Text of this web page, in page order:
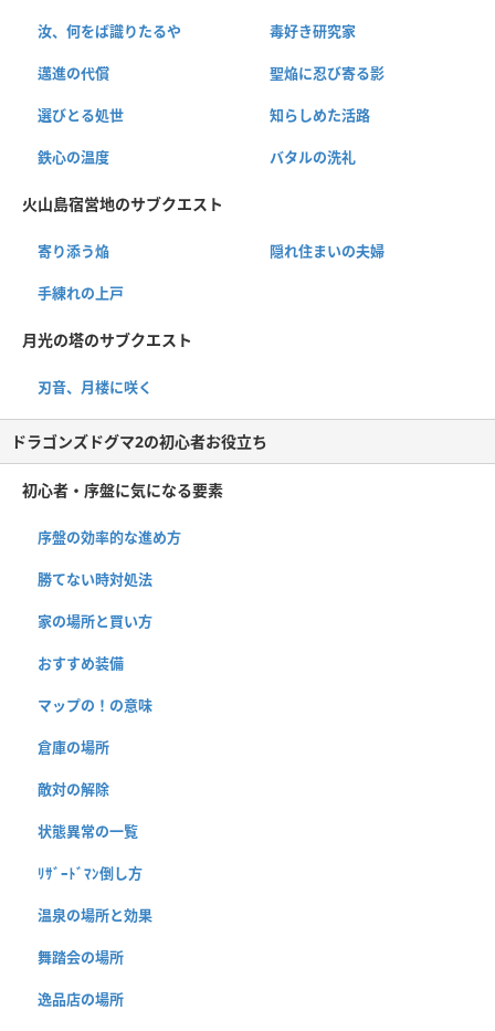
汝、何をば識りたるや 毒好き研究家
邁進の代償 聖焔に忍び寄る影
選びとる処世 知らしめた活路
鉄心の温度 バタルの洗礼
火山島宿営地のサブクエスト
寄り添う焔 隠れ住まいの夫婦
手練れの上戸
月光の塔のサブクエスト
刃音、月楼に咲く
ドラゴンズドグマ2の初心者お役立ち
初心者・序盤に気になる要素
序盤の効率的な進め方
勝てない時対処法
家の場所と買い方
おすすめ装備
マップの！の意味
倉庫の場所
敵対の解除
状態異常の一覧
ﾘｻﾞｰﾄﾞﾏﾝ倒し方
温泉の場所と効果
舞踏会の場所
逸品店の場所